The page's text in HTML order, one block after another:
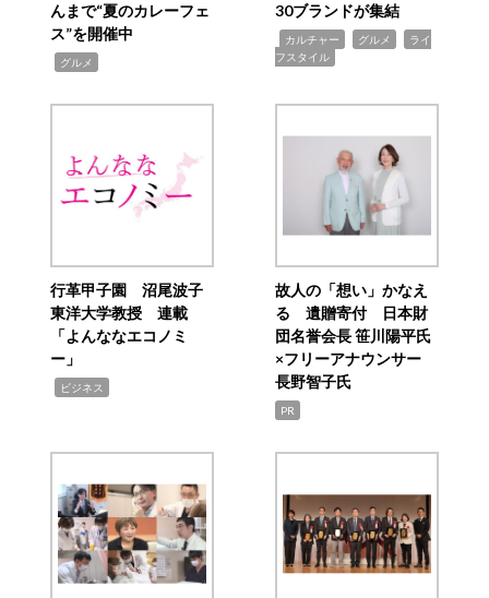
んまで“夏のカレーフェ
ス”を開催中
グルメ
30ブランドが集結
カルチャー グルメ
ライ
フスタイル
行革甲子園 沼尾波子
東洋大学教授 連載
「よんななエコノミ
ー」
ビジネス
故人の「想い」かなえ
る 遺贈寄付 日本財
団名誉会長 笹川陽平氏
×フリーアナウンサー
長野智子氏
PR